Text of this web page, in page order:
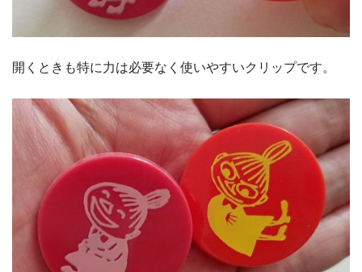
開くときも特に力は必要なく使いやすいクリップです。